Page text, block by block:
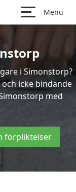
Menu
i Simonstorp?
icke bindande
med
förpliktelser